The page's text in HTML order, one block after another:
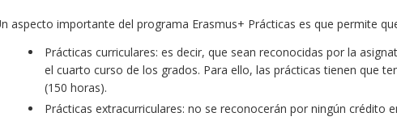
aspecto importante del programa Erasmus+ Prácticas es que permite
Prácticas curriculares: es decir, que sean reconocidas por la
el cuarto curso de los grados. Para ello, las prácticas tienen que
(150 horas).
Prácticas extracurriculares: no se reconocerán por ningún crédito